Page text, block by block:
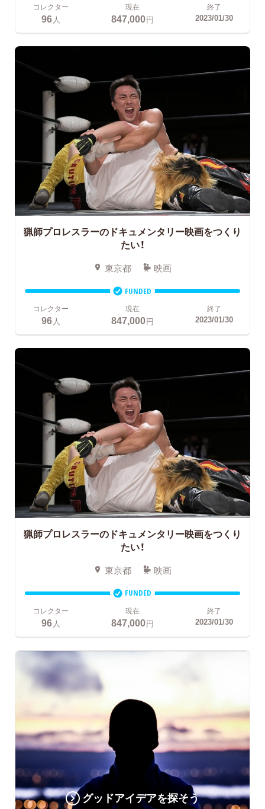
コレクター
96 人
現在
847,000円
終了
2023/01/30
猟師プロレスラーのドキュメンタリー映画をつくり
たい！
東京都 映画
FUNDED
コレクター
96人
現在
847,000円
終了
2023/01/30
猟師プロレスラーのドキュメンタリー映画をつくり
たい！
東京都 映画
FUNDED
コレクター
96 人
現在
847,000円
終了
2023/01/30
グッドアイデアを探そう